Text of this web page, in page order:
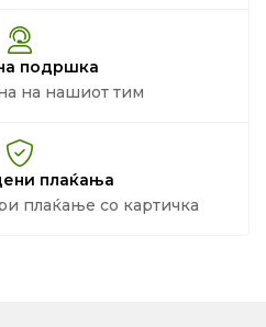
подршка
на нашиот тим
плаќања
плаќање со картичка